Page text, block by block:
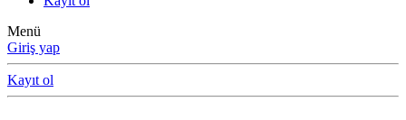
Menü
Giriş yap
Kayıt ol